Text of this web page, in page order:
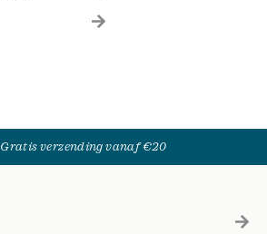
Gratis verzending vanaf €20